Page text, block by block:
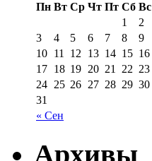
Пн Вт Ср Чт Пт Сб Вс
« Сен
1
2
3
4 5 6 7 8
9
10 11 12 13 14 15 16
17 18 19 20 21 22 23
24 25 26 27 28 29 30
31
Архивы